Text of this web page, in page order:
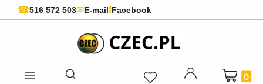
☎516 572 503✉E-mailfFacebook
Otwórz wyszukiwarkę
Produkty